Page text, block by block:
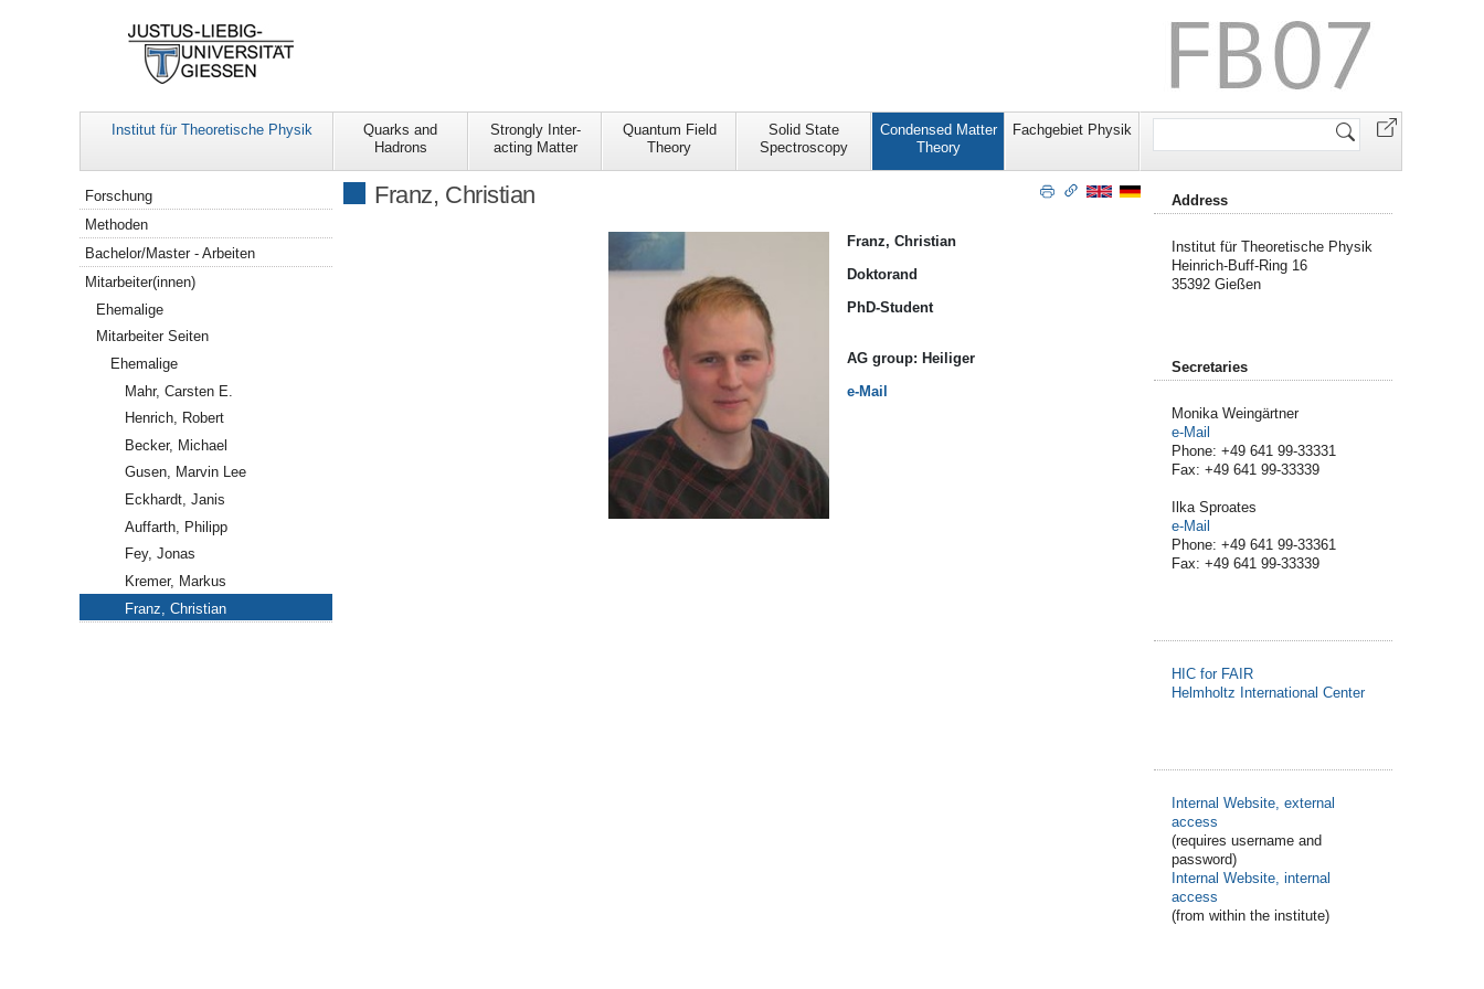
Institut für Theoretische Physik
Quarks and
Hadrons
Strongly Inter-
acting Matter
Quantum Field
Theory
Solid State
Spectroscopy
Condensed Matter
Theory
Fachgebiet Physik
Website
Franz, Christian
Franz, Christian
Doktorand
PhD-Student
AG group: Heiliger
e-Mail
Navigation
Forschung
Methoden
Bachelor/Master - Arbeiten
Mitarbeiter(innen)
Ehemalige
Mitarbeiter Seiten
Ehemalige
Mahr, Carsten E.
Henrich, Robert
Becker, Michael
Gusen, Marvin Lee
Eckhardt, Janis
Auffarth, Philipp
Fey, Jonas
Kremer, Markus
Franz, Christian
Address
Institut für Theoretische Physik
Heinrich-Buff-Ring 16
35392 Gießen
Secretaries
Monika Weingärtner
e-Mail
Phone: +49 641 99-33331
Fax: +49 641 99-33339
Ilka Sproates
e-Mail
Phone: +49 641 99-33361
Fax: +49 641 99-33339
HIC for FAIR
Helmholtz International Center
Internal Website, external
access
(requires username and
password)
Internal Website, internal
access
(from within the institute)